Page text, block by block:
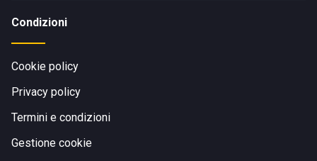
Condizioni
Cookie policy
Privacy policy
Termini e condizioni
Gestione cookie